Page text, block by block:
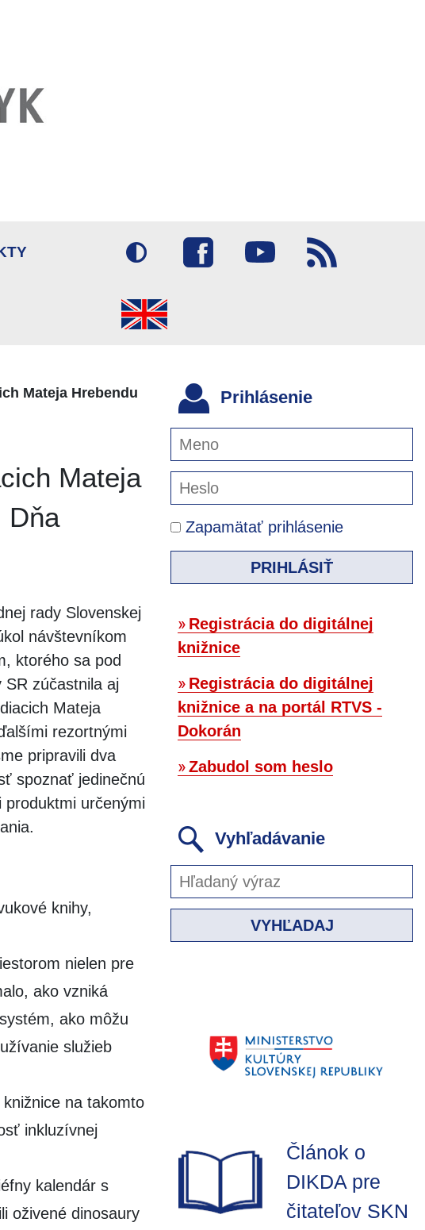
Mateja Hrebendu
Mateja
Dňa
rady Slovenskej
návštevníkom
ktorého sa pod
zúčastnila aj
Mateja
rezortnými
pripravili dva
spoznať jedinečnú
určenými
knihy,
nielen pre
ako vzniká
ako môžu
služieb
na takomto
inkluzívnej
kalendár s
oživené dinosaury
Prihlásenie
Zapamätať prihlásenie
PRIHLÁSIŤ
Registrácia do digitálnej
knižnice
Registrácia do digitálnej
knižnice a na portál RTVS -
Dokorán
Zabudol som heslo
Vyhľadávanie
VYHĽADAJ
Článok o
DIKDA pre
čitateľov SKN